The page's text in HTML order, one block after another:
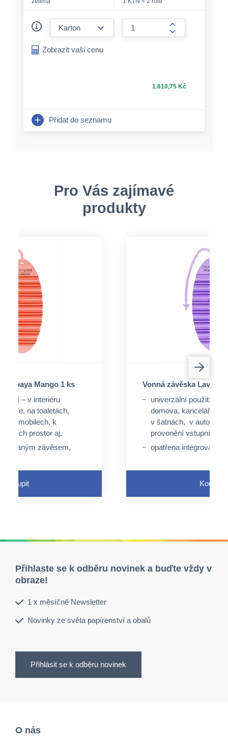
form.increase-
Zobrazit vaši cenu
1.610,75 Kč
Přidat do seznamu
Pro Vás zajímavé
produkty
Papaya Mango 1 ks
– v interiéru
na toaletách,
automobilech, k
prostor aj.
závěsem,
otvor a pružný
průtokem tekutin
Koupit
Vonná závěska
univerzální použití – v
domova, kanceláře,
v šatnách, v
provonění vstupních
opatřena
využít perforovaný
neaktivuje se
Koupit
Přihlaste se k odběru novinek a buďte vždy v
obraze!
1 x měsíčně Newsletter
Novinky ze světa papírenství a obalů
Přihlásit se k odběru novinek
O nás